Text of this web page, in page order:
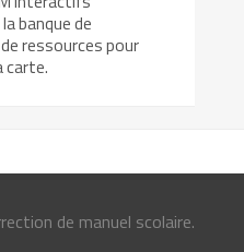
banque de
ressources pour
carte.
de manuel scolaire.